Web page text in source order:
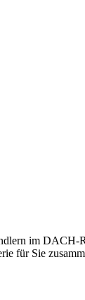
im DACH-
für Sie